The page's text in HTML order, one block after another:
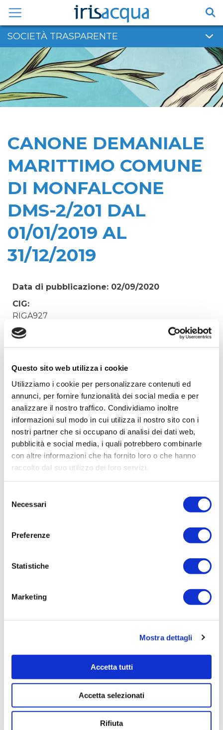
Questo sito web utilizza i cookie
Utilizziamo i cookie per personalizzare contenuti ed
annunci, per fornire funzionalità dei social media e per
analizzare il nostro traffico. Condividiamo inoltre
informazioni sul modo in cui utilizza il nostro sito con i
nostri partner che si occupano di analisi dei dati web,
pubblicità e social media, i quali potrebbero combinarle
con altre informazioni che ha fornito loro o che hanno
raccolto dal suo utilizzo dei loro servizi.
delNecessari
Preferenze
Statistiche
Marketing
Mostra dettagli
Accetta tutti
Accetta selezionati
Rifiuta
contenuto
SOCIETÀ TRASPARENTE
CANONE DEMANIALE
MARITTIMO COMUNE
DI MONFALCONE
DMS-2/201 DAL
01/01/2019 AL
31/12/2019
Data di pubblicazione: 02/09/2020
CIG:
RIGA927
Struttura proponente:
Oggetto:
CANONE DEMANIALE MARITTIMO COMUNE DI
MONFALCONE DMS-2/201 DAL 01/01/2019 AL
31/12/2019
Codice Fiscale:
Procedura di scelta:
Affidamento ai sensi del Regolamento Generale
Aziendale per Lavori Servizi e Forniture
Aggiudicatario Nome:
Importo Aggiudicazione:
pronta
0,0000